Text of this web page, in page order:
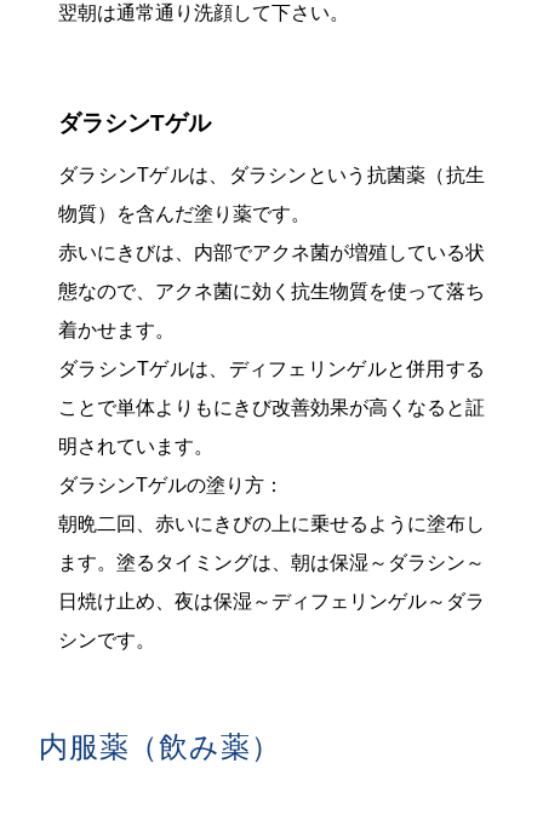
翌朝は通常通り洗顔して下さい。
ダラシンTゲル
ダラシンTゲルは、ダラシンという抗菌薬（抗生
物質）を含んだ塗り薬です。
赤いにきびは、内部でアクネ菌が増殖している状
態なので、アクネ菌に効く抗生物質を使って落ち
着かせます。
ダラシンTゲルは、ディフェリンゲルと併用する
ことで単体よりもにきび改善効果が高くなると証
明されています。
ダラシンTゲルの塗り方：
朝晩二回、赤いにきびの上に乗せるように塗布し
ます。塗るタイミングは、朝は保湿～ダラシン～
日焼け止め、夜は保湿～ディフェリンゲル～ダラ
シンです。
内服薬（飲み薬）